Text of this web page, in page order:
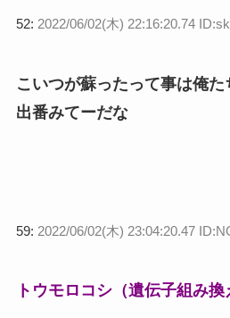
52: 2022/06/02(木) 22:16:20.74
こいつが蘇ったって事は俺
出番みてーだな
59: 2022/06/02(木) 23:04:20.47
トウモロコシ（遺伝子組み